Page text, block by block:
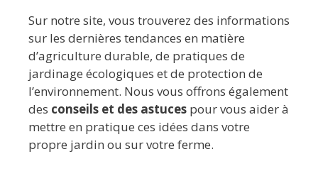
Sur notre site, vous trouverez des informations
sur les dernières tendances en matière
d’agriculture durable, de pratiques de
jardinage écologiques et de protection de
l’environnement. Nous vous offrons également
des conseils et des astuces pour vous aider à
mettre en pratique ces idées dans votre
propre jardin ou sur votre ferme.